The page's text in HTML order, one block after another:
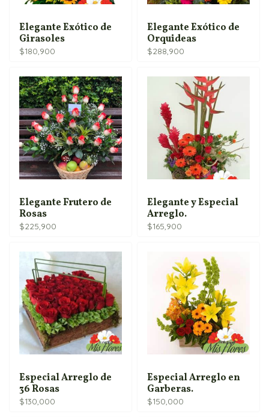
Elegante Exótico de
Girasoles
$180,900
Elegante Exótico de
Orquideas
$288,900
Elegante Frutero de
Rosas
$225,900
Elegante y Especial
Arreglo.
$165,900
Especial Arreglo de
36 Rosas
$130,000
Especial Arreglo en
Garberas.
$150,000